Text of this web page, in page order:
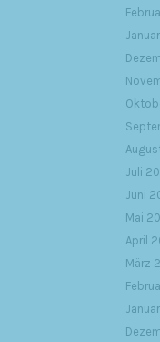
Juli
Juni
Mai
April
März